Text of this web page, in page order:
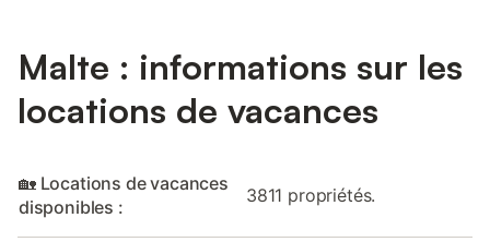
Malte : informations sur les
locations de vacances
🏡 Locations de vacances
disponibles :
3811 propriétés.